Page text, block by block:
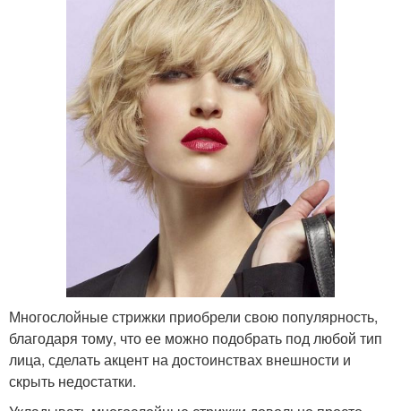
Многослойные стрижки приобрели свою популярность,
благодаря тому, что ее можно подобрать под любой тип
лица, сделать акцент на достоинствах внешности и
скрыть недостатки.